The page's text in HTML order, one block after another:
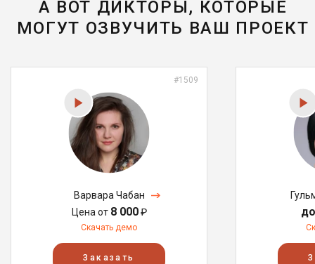
А ВОТ ДИКТОРЫ, КОТОРЫЕ
МОГУТ ОЗВУЧИТЬ ВАШ ПРОЕКТ
#1509
Варвара Чабан
Цена от 8 000₽
Скачать демо
Заказать